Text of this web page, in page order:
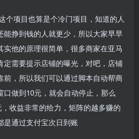
个项目也算是个冷门项目，知道的人
能挣到钱的人就更少，所以大家早早
实他的原理很简单，很多商家在亚马
定需要提示店铺的曝光，对吧，店铺
前，所以我们可以通过脚本自动帮商
口做到10元，就会自动停止，那么
收益非常的给力，矩阵的越多赚的
是通过支付宝次日到账